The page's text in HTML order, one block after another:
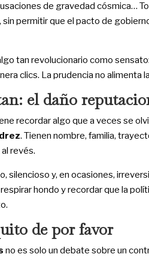
de gravedad cósmica…
sin permitir que el pacto de
tan revolucionario como sensato:
clics. La prudencia no alimenta
el daño
recordar algo que a veces se
. Tienen nombre, familia,
revés.
silencioso y, en ocasiones,
hondo y recordar que la
de por favor
no es solo un debate sobre un